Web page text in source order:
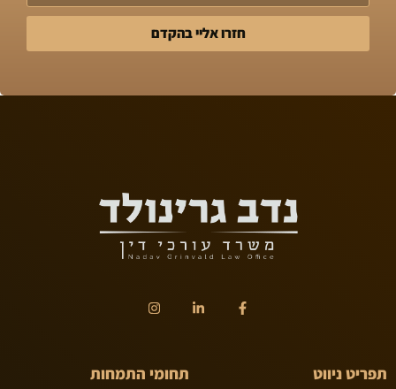
חזרו אליי בהקדם
תפריט ניווט תחומי התמחות